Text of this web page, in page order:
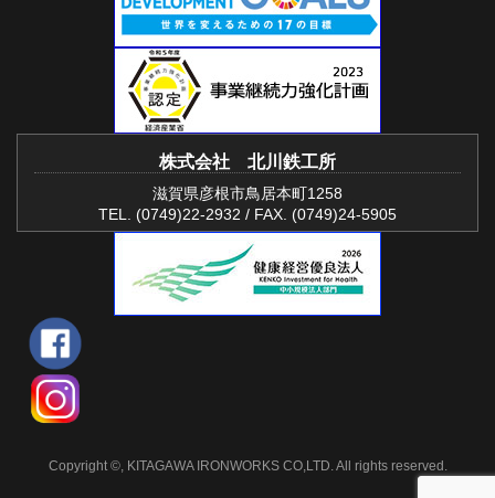
株式会社 北川鉄工所
滋賀県彦根市鳥居本町1258
TEL. (0749)22-2932 / FAX. (0749)24-5905
Copyright ©, KITAGAWA IRONWORKS CO,LTD. All rights reserved.